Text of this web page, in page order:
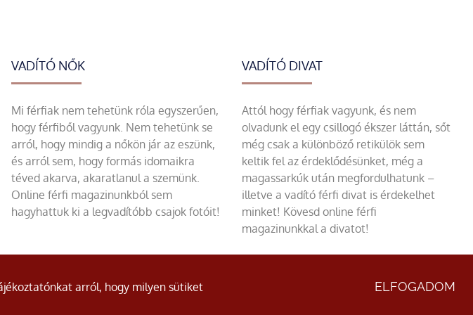
VADÍTÓ NŐK
Mi férfiak nem tehetünk róla egyszerűen,
hogy férfiből vagyunk. Nem tehetünk se
arról, hogy mindig a nőkön jár az eszünk,
és arról sem, hogy formás idomaikra
téved akarva, akaratlanul a szemünk.
Online férfi magazinunkból sem
hagyhattuk ki a legvadítóbb csajok fotóit!
VADÍTÓ DIVAT
Attól hogy férfiak vagyunk, és nem
olvadunk el egy csillogó ékszer láttán, sőt
még csak a különböző retikülök sem
keltik fel az érdeklődésünket, még a
magassarkúk után megfordulhatunk –
illetve a vadító férfi divat is érdekelhet
minket! Kövesd online férfi
magazinunkkal a divatot!
Adatvédelmi nyilatkozat
arról, hogy milyen sütiket ELFOGADOM